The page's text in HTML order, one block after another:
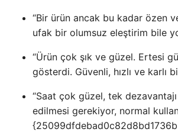
“Bir ürün ancak bu kadar özen
ufak bir olumsuz eleştirim bile
“Ürün çok şık ve güzel. Ertesi
gösterdi. Güvenli, hızlı ve karlı
“Saat çok güzel, tek
edilmesi gerekiyor, normal